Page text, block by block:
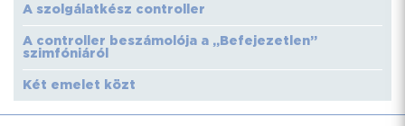
A szolgálatkész controller
A controller beszámolója a „Befejezetlen”
szimfóniáról
Két emelet közt